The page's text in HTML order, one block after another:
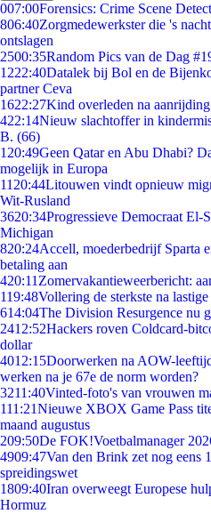
007:00Forensics: Crime Scene
806:40Zorgmedewerkster die 's
ontslagen
2500:35Random Pics van de Dag
1222:40Datalek bij Bol en de
partner Ceva
1622:27Kind overleden na
422:14Nieuw slachtoffer in
B. (66)
1 20:49Geen Qatar en Abu Dhabi?
mogelijk in Europa
11 20:44Litouwen vindt opnieuw
Wit-Rusland
3620:34Progressieve Democraat
Michigan
820:24Accell, moederbedrijf Sparta
betaling aan
420:11 Zomervakantieweerbericht:
119:48Vollering de sterkste na
614:04The Division Resurgence nu
2412:52Hackers roven Coldcard-
dollar
4012:15Doorwerken na AOW-
werken na je 67e de norm worden?
3211:40Vinted-foto's van vrouwen
111:21Nieuwe XBOX Game Pass
maand augustus
209:50De FOK!Voetbalmanager
4909:47Van den Brink zet nog eens
spreidingswet
1809:40Iran overweegt Europese
Hormuz